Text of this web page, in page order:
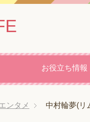
お役立ち情報
ンタメ 中村輪夢(リ